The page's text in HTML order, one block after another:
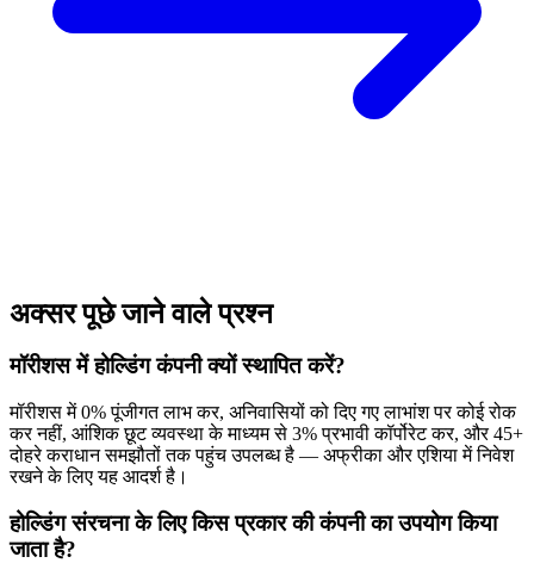
अक्सर पूछे जाने वाले प्रश्न
मॉरीशस में होल्डिंग कंपनी क्यों स्थापित करें?
मॉरीशस में 0% पूंजीगत लाभ कर, अनिवासियों को दिए गए लाभांश पर कोई रोक
कर नहीं, आंशिक छूट व्यवस्था के माध्यम से 3% प्रभावी कॉर्पोरेट कर, और 45+
दोहरे कराधान समझौतों तक पहुंच उपलब्ध है — अफ्रीका और एशिया में निवेश
रखने के लिए यह आदर्श है।
होल्डिंग संरचना के लिए किस प्रकार की कंपनी का उपयोग किया
जाता है?